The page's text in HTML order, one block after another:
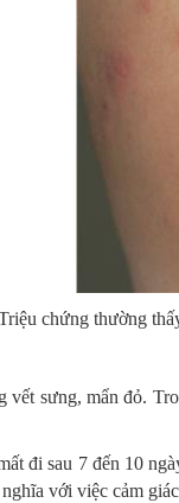
chứng thường
vết sưng, mẩn đỏ.
đi sau 7 đến 10
với việc cảm